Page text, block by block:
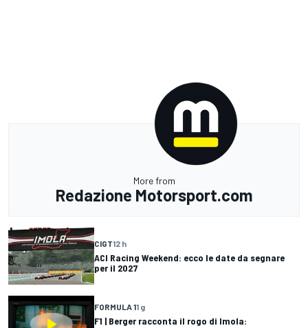
More from
Redazione Motorsport.com
CIGT12 h
ACI Racing Weekend: ecco le date da segnare
per il 2027
FORMULA 11 g
F1 | Berger racconta il rogo di Imola: